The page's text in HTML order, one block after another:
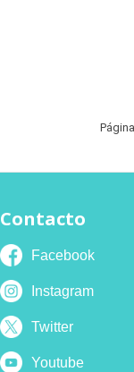
Contacto
Facebook
Instagram
Twitter
Youtube